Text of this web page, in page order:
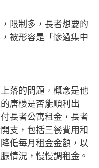
限制多，長者想要的
被形容是「慘過集中
落的問題，概念是他
唐樓是否能順利出
長者公寓租金，長者
支，包括三餐費用和
低每月租金金額，以
情況，慢慢調租金。